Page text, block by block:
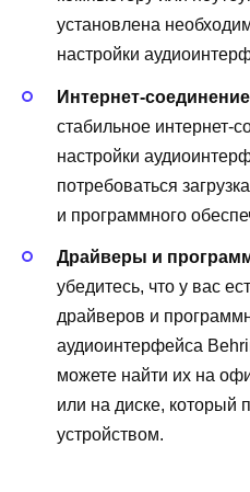
установлена
настройки
Интернет-
стабильное интернет-
настройки
потребоваться
и программного
Драйверы и
убедитесь, что у вас
драйверов и
аудиоинтерфейса
можете найти их на
или на диске, который
устройством.